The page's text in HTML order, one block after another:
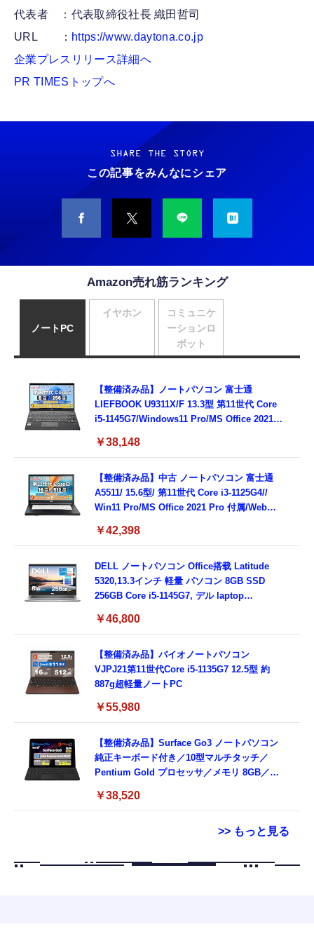
代表者 ：代表取締役社長 織田哲司
URL ： https://www.daytona.co.jp
企業プレスリリース詳細へ
PR TIMESトップへ
SHARE THE STORY
この記事をみんなにシェア
Amazon売れ筋ランキング
ノートPC
【整備済み品】ノートパソコン 富士通
LIEFBOOK U9311X/F 13.3型 第11世代 Core
i5-1145G7/Windows11 Pro/MS Office 2021搭
Type-C/360度回転対応/有線静音マウス付
8GB,SSD256GB)
￥38,148
【整備済み品】中古 ノートパソコン 富士通
A5511/ 15.6型/ 第11世代 Core i3-1125G4//
Win11 Pro/MS Office 2021 Pro 付属/Webカ
3.0)/ 有線静音マウス付属/ 180日保証（メモリ
￥42,398
DELL ノートパソコン Office搭载 Latitude
5320,13.3インチ 軽量 パソコン 8GB SSD
256GB Core i5-1145G7, デル laptop
ド付き (整備済み品)
￥46,800
【整備済み品】バイオノートパソコン
VJPJ21第11世代Core i5-1135G7 12.5型 約
887g超軽量ノートPC
￥55,980
【整備済み品】Surface Go3 ノートパソコン
純正キーボード付き／10型マルチタッチ／
Pentium Gold プロセッサ／メモリ 8GB／
Bluetooth5.0／USB-C／1080p顔認証カメラ
￥38,520
>> もっと見る
イヤホン
コミュニケ
ーションロ
ボット